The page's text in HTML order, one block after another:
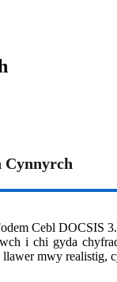
Cynnyrch
Cebl DOCSIS
i chi gyda
mwy realistig,